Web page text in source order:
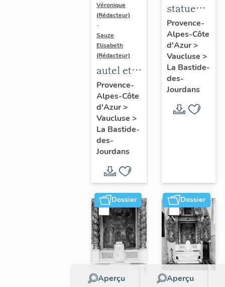
Véronique
(Rédacteur)
-
Sauze
Elisabeth
(Rédacteur)
autel et
retable
de saint
Sébastien
Provence-
Alpes-Côte
d'Azur>
Vaucluse >
La Bastide-
des-
Jourdans
statue
dite de la
"Jeanne"
Provence-
Alpes-Côte
d'Azur>
Vaucluse >
La Bastide-
des-
Jourdans
Dossier
Aperçu
Dossier
Aperçu